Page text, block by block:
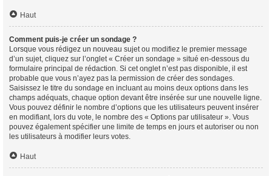
Haut
Comment puis-je créer un sondage ?
Lorsque vous rédigez un nouveau sujet ou modifiez le premier message
d’un sujet, cliquez sur l’onglet « Créer un sondage » situé en-dessous du
formulaire principal de rédaction. Si cet onglet n’est pas disponible, il est
probable que vous n’ayez pas la permission de créer des sondages.
Saisissez le titre du sondage en incluant au moins deux options dans les
champs adéquats, chaque option devant être insérée sur une nouvelle ligne.
Vous pouvez définir le nombre d’options que les utilisateurs peuvent insérer
en modifiant, lors du vote, le nombre des « Options par utilisateur ». Vous
pouvez également spécifier une limite de temps en jours et autoriser ou non
les utilisateurs à modifier leurs votes.
Haut